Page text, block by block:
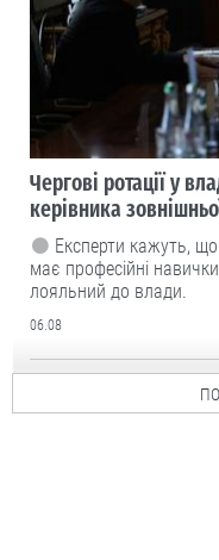
Чергові ротації у
керівника
Експерти кажуть,
має професійні
лояльний до влади.
06.08